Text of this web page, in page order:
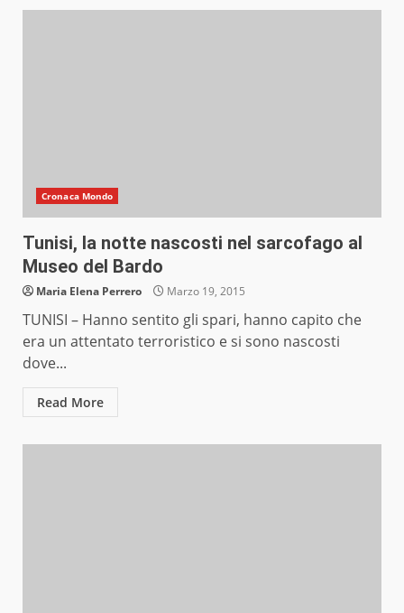
Cronaca Mondo
Tunisi, la notte nascosti nel sarcofago al
Museo del Bardo
Maria Elena Perrero Marzo 19, 2015
TUNISI – Hanno sentito gli spari, hanno capito che
era un attentato terroristico e si sono nascosti
dove...
Read More